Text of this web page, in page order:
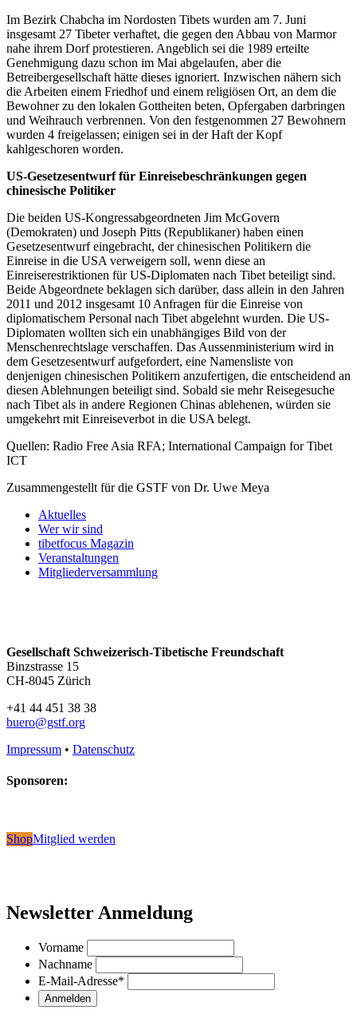
Im Bezirk Chabcha im Nordosten Tibets wurden am 7. Juni
insgesamt 27 Tibeter verhaftet, die gegen den Abbau von Marmor
nahe ihrem Dorf protestieren. Angeblich sei die 1989 erteilte
Genehmigung dazu schon im Mai abgelaufen, aber die
Betreibergesellschaft hätte dieses ignoriert. Inzwischen nähern sich
die Arbeiten einem Friedhof und einem religiösen Ort, an dem die
Bewohner zu den lokalen Gottheiten beten, Opfergaben darbringen
und Weihrauch verbrennen. Von den festgenommen 27 Bewohnern
wurden 4 freigelassen; einigen sei in der Haft der Kopf
kahlgeschoren worden.
US-Gesetzesentwurf für Einreisebeschränkungen gegen
chinesische Politiker
Die beiden US-Kongressabgeordneten Jim McGovern
(Demokraten) und Joseph Pitts (Republikaner) haben einen
Gesetzesentwurf eingebracht, der chinesischen Politikern die
Einreise in die USA verweigern soll, wenn diese an
Einreiserestriktionen für US-Diplomaten nach Tibet beteiligt sind.
Beide Abgeordnete beklagen sich darüber, dass allein in den Jahren
2011 und 2012 insgesamt 10 Anfragen für die Einreise von
diplomatischem Personal nach Tibet abgelehnt wurden. Die US-
Diplomaten wollten sich ein unabhängiges Bild von der
Menschenrechtslage verschaffen. Das Aussenministerium wird in
dem Gesetzesentwurf aufgefordert, eine Namensliste von
denjenigen chinesischen Politikern anzufertigen, die entscheidend an
diesen Ablehnungen beteiligt sind. Sobald sie mehr Reisegesuche
nach Tibet als in andere Regionen Chinas ablehenen, würden sie
umgekehrt mit Einreiseverbot in die USA belegt.
Quellen: Radio Free Asia RFA; International Campaign for Tibet
ICT
Zusammengestellt für die GSTF von Dr. Uwe Meya
Aktuelles
Wer wir sind
tibetfocus Magazin
Veranstaltungen
Mitgliederversammlung
Gesellschaft Schweizerisch-Tibetische Freundschaft
Binzstrasse 15
CH-8045 Zürich
+41 44 451 38 38
buero@gstf.org
Impressum • Datenschutz
Sponsoren:
ShopMitglied werden
Newsletter Anmeldung
Vorname
Nachname
E-Mail-Adresse*